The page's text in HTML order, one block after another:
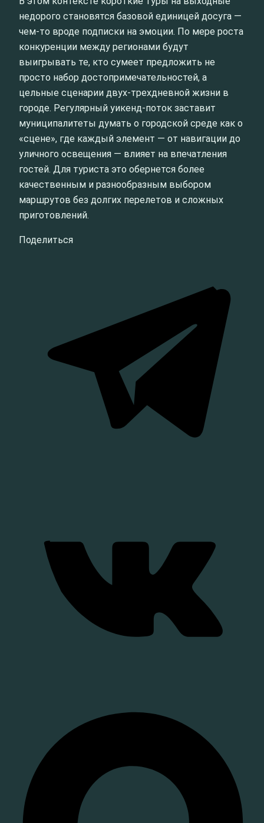
недорого становятся базовой единицей досуга —
чем-то вроде подписки на эмоции. По мере роста
конкуренции между регионами будут
выигрывать те, кто сумеет предложить не
просто набор достопримечательностей, а
цельные сценарии двух-трехдневной жизни в
городе. Регулярный уикенд-поток заставит
муниципалитеты думать о городской среде как о
«сцене», где каждый элемент — от навигации до
уличного освещения — влияет на впечатления
гостей. Для туриста это обернется более
качественным и разнообразным выбором
маршрутов без долгих перелетов и сложных
приготовлений.
Поделиться